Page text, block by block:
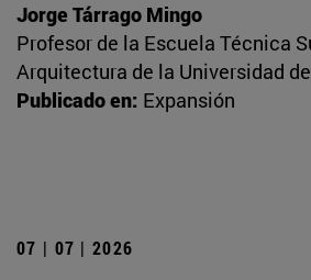
Jorge Tárrago Mingo
Profesor de la Escuela Técnica
Arquitectura de la Universidad
Publicado en: Expansión
07 | 07 | 2026